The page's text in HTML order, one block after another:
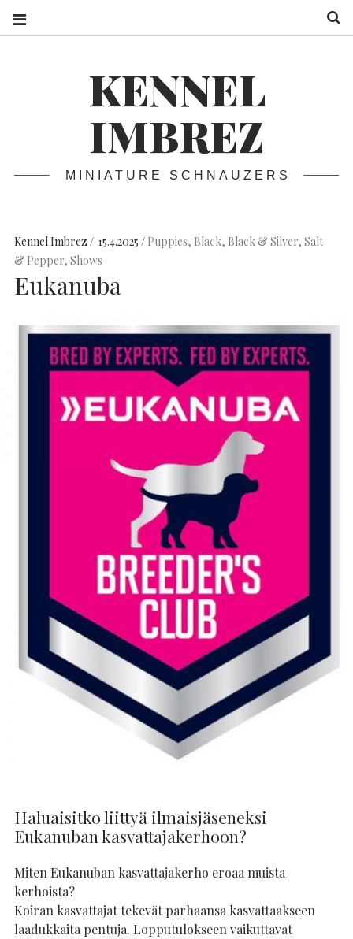
KENNEL
IMBREZ
MINIATURE SCHNAUZERS
Kennel Imbrez 15.4.2025 Puppies, Black, Black & Silver, Salt
& Pepper, Shows
Eukanuba
Haluaisitko liittyä ilmaisjäseneksi
Eukanuban kasvattajakerhoon?
Miten Eukanuban kasvattajakerho eroaa muista
kerhoista?
Koiran kasvattajat tekevät parhaansa kasvattaakseen
laadukkaita pentuja. Lopputulokseen vaikuttavat